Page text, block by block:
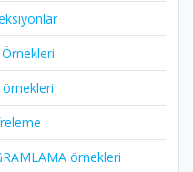
örnekleri